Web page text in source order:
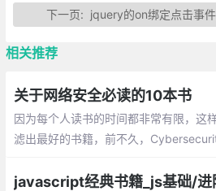
下一页: jquery的on绑定点击事
相关推荐
关于网络安全必读的10本书
因为每个人读书的时间都非常有限，这
滤出最好的书籍，前不久，
javascript经典书籍_js基础/进